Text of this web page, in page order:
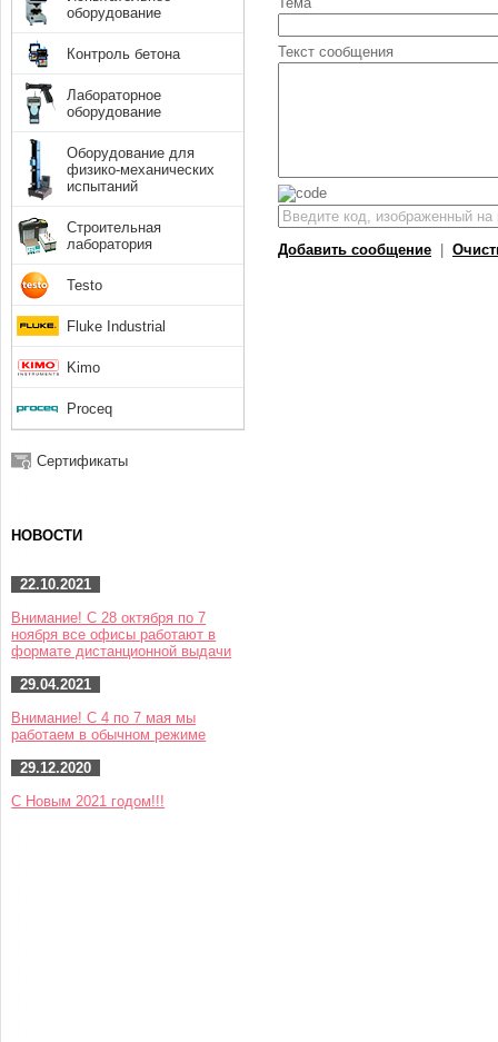
Текст сообщения
Добавить сообщение
оборудование
Контроль бетона
Лабораторное
оборудование
Оборудование для
физико-механических
испытаний
Строительная
лаборатория
Testo
Fluke Industrial
Kimo
Proceq
Сертификаты
НОВОСТИ
22.10.2021
Внимание! С 28 октября по 7
ноября все офисы работают в
формате дистанционной выдачи
29.04.2021
Внимание! С 4 по 7 мая мы
работаем в обычном режиме
29.12.2020
С Новым 2021 годом!!!